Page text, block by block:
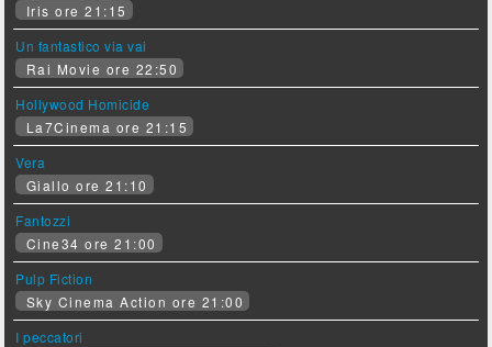
Iris ore 21:15
Un fantastico via vai
Rai Movie ore 22:50
Hollywood Homicide
La7Cinema ore 21:15
Vera
Giallo ore 21:10
Fantozzi
Cine34 ore 21:00
Pulp Fiction
Sky Cinema Action ore 21:00
I peccatori